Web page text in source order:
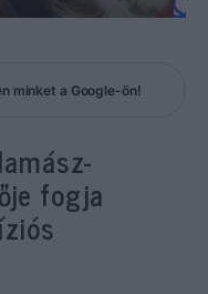
minket a Google-ön!
fogja